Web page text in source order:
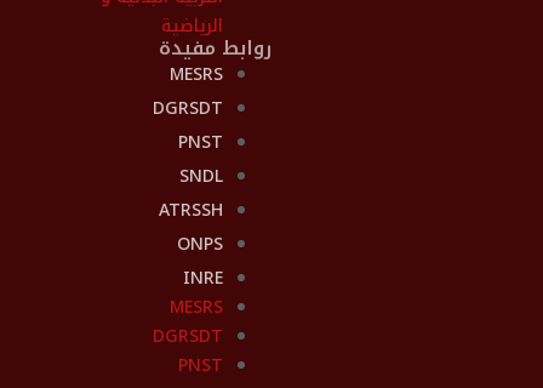
الرياضية
روابط مفيدة
MESRS
DGRSDT
PNST
SNDL
ATRSSH
ONPS
INRE
MESRS
DGRSDT
PNST